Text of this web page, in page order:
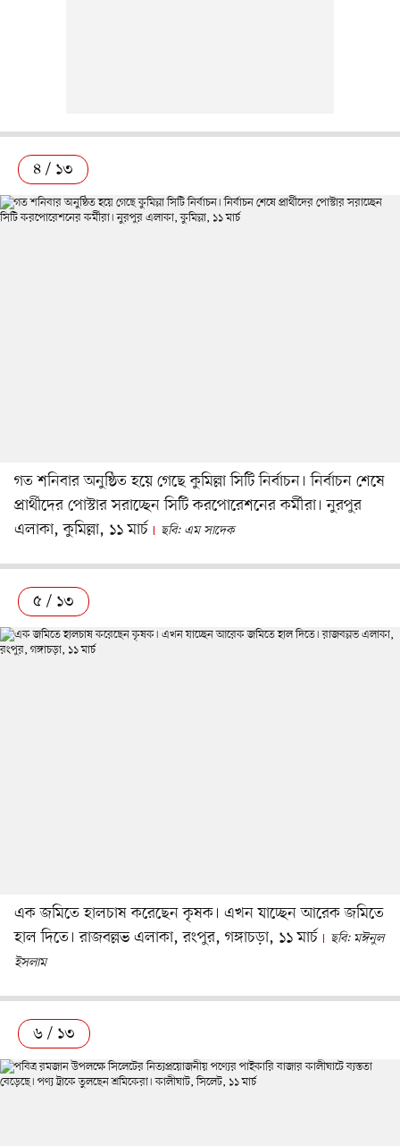
৪ / ১৩
গত শনিবার অনুষ্ঠিত হয়ে গেছে কুমিল্লা সিটি নির্বাচন। নির্বাচন শেষে
প্রার্থীদের পোস্টার সরাচ্ছেন সিটি করপোরেশনের কর্মীরা। নুরপুর
এলাকা, কুমিল্লা, ১১ মার্চ
ছবি: এম সাদেক
৫ / ১৩
এক জমিতে হালচাষ করেছেন কৃষক। এখন যাচ্ছেন আরেক জমিতে
হাল দিতে। রাজবল্লভ এলাকা, রংপুর, গঙ্গাচড়া, ১১ মার্চ
ছবি: মঈনুল
ইসলাম
৬ / ১৩